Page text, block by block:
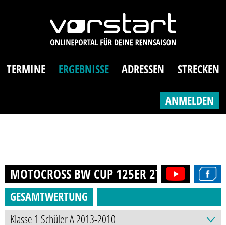
TERMINE ERGEBNISSE ADRESSEN STRECKEN
ANMELDEN
MOTOCROSS BW CUP 125ER 2T (13-21J.)
GESAMTWERTUNG